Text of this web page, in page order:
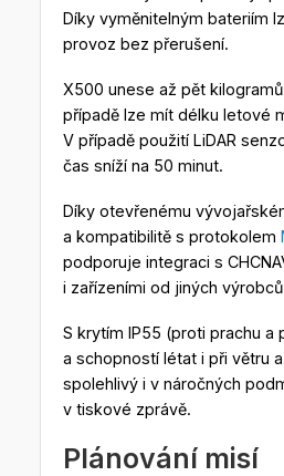
Díky vyměnitelným bateriím
provoz bez přerušení.
X500 unese až pět
případě lze mít délku letové
V případě použití LiDAR
čas sníží na 50 minut.
Díky otevřenému
a kompatibilitě s protokolem
podporuje integraci s
i zařízeními od jiných
S krytím IP55 (proti prachu a
a schopností létat i při větru
spolehlivý i v náročných
v tiskové zprávě.
Plánování misí